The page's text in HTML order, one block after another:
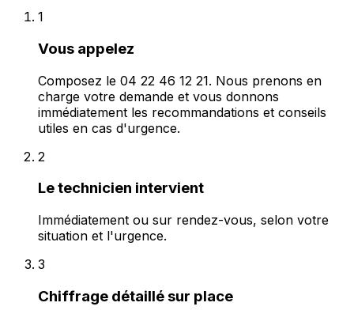
1
Vous appelez
Composez le 04 22 46 12 21. Nous prenons en
charge votre demande et vous donnons
immédiatement les recommandations et conseils
utiles en cas d'urgence.
2
Le technicien intervient
Immédiatement ou sur rendez-vous, selon votre
situation et l'urgence.
3
Chiffrage détaillé sur place